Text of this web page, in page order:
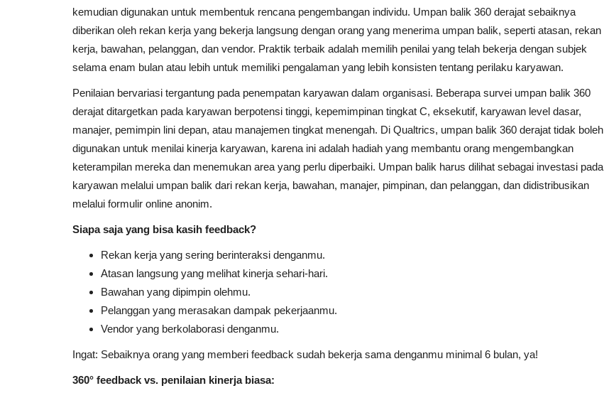
kemudian digunakan untuk membentuk rencana pengembangan individu. Umpan balik 360 derajat sebaiknya
diberikan oleh rekan kerja yang bekerja langsung dengan orang yang menerima umpan balik, seperti atasan, rekan
kerja, bawahan, pelanggan, dan vendor. Praktik terbaik adalah memilih penilai yang telah bekerja dengan subjek
selama enam bulan atau lebih untuk memiliki pengalaman yang lebih konsisten tentang perilaku karyawan.
Penilaian bervariasi tergantung pada penempatan karyawan dalam organisasi. Beberapa survei umpan balik 360
derajat ditargetkan pada karyawan berpotensi tinggi, kepemimpinan tingkat C, eksekutif, karyawan level dasar,
manajer, pemimpin lini depan, atau manajemen tingkat menengah. Di Qualtrics, umpan balik 360 derajat tidak boleh
digunakan untuk menilai kinerja karyawan, karena ini adalah hadiah yang membantu orang mengembangkan
keterampilan mereka dan menemukan area yang perlu diperbaiki. Umpan balik harus dilihat sebagai investasi pada
karyawan melalui umpan balik dari rekan kerja, bawahan, manajer, pimpinan, dan pelanggan, dan didistribusikan
melalui formulir online anonim.
Siapa saja yang bisa kasih feedback?
Rekan kerja yang sering berinteraksi denganmu.
Atasan langsung yang melihat kinerja sehari-hari.
Bawahan yang dipimpin olehmu.
Pelanggan yang merasakan dampak pekerjaanmu.
Vendor yang berkolaborasi denganmu.
Ingat: Sebaiknya orang yang memberi feedback sudah bekerja sama denganmu minimal 6 bulan, ya!
360° feedback vs. penilaian kinerja biasa: